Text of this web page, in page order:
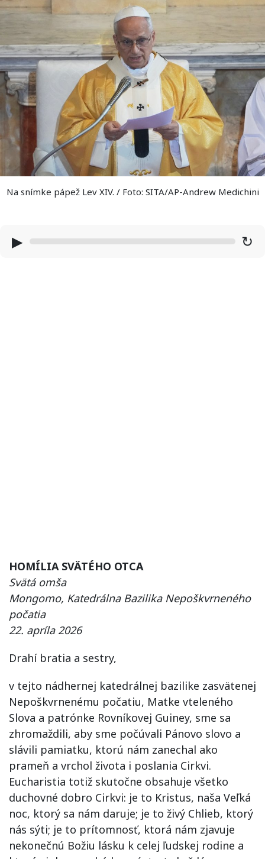
Na snímke pápež Lev XIV. / Foto: SITA/AP-Andrew Medichini
▶ ↻
HOMÍLIA SVÄTÉHO OTCA
Svätá omša
Mongomo, Katedrálna Bazilika Nepoškvrneného
počatia
22. apríla 2026
Drahí bratia a sestry,
v tejto nádhernej katedrálnej bazilike zasvätenej
Nepoškvrnenému počatiu, Matke vteleného
Slova a patrónke Rovníkovej Guiney, sme sa
zhromaždili, aby sme počúvali Pánovo slovo a
slávili pamiatku, ktorú nám zanechal ako
prameň a vrchol života i poslania Cirkvi.
Eucharistia totiž skutočne obsahuje všetko
duchovné dobro Cirkvi: je to Kristus, naša Veľká
noc, ktorý sa nám daruje; je to živý Chlieb, ktorý
nás sýti; je to prítomnosť, ktorá nám zjavuje
nekonečnú Božiu lásku k celej ľudskej rodine a